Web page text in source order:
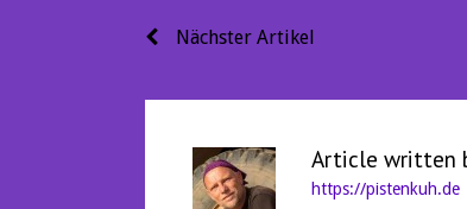
Beitragsnavigation
Nächster Artikel
Article written
https://pistenkuh.de